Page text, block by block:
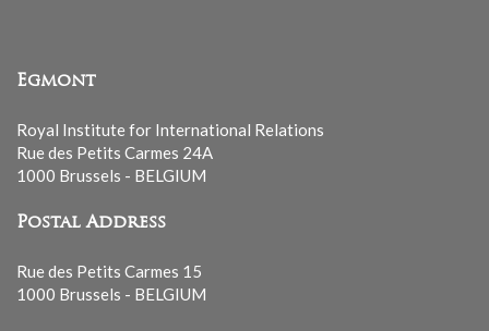
Egmont
Royal Institute for International Relations
Rue des Petits Carmes 24A
1000 Brussels - BELGIUM
Postal Address
Rue des Petits Carmes 15
1000 Brussels - BELGIUM